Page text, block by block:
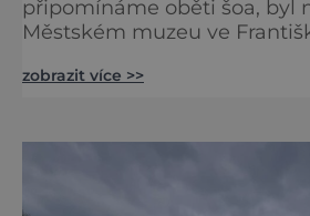
připomínáme oběti šoa, byl
Městském muzeu ve
nacisty zničena v roce 1938. Do lázeňského
některé události spojené s
zobrazit více >>